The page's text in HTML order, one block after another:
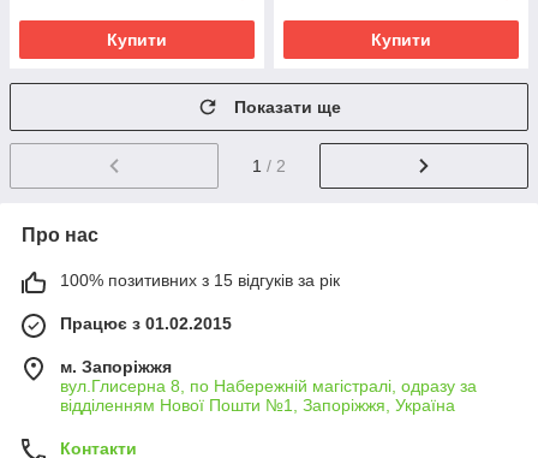
Купити Купити
Показати ще
1 / 2
Про нас
100% позитивних з 15 відгуків за рік
Працює з 01.02.2015
м. Запоріжжя
вул.Глисерна 8, по Набережній магістралі, одразу за
відділенням Нової Пошти №1, Запоріжжя, Україна
Контакти